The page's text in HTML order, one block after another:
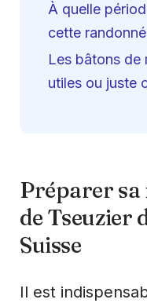
À quelle
cette
Les bâtons de
utiles ou juste
Préparer sa
de Tseuzier
Suisse
Il est